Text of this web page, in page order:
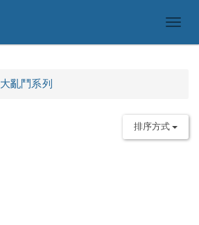
大亂鬥系列
排序方式